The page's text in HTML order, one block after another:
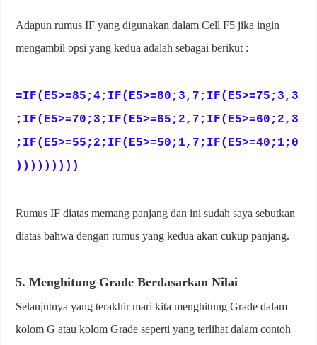
Adapun rumus IF yang digunakan dalam Cell F5 jika ingin
mengambil opsi yang kedua adalah sebagai berikut :
=IF(E5>=85;4;IF(E5>=80;3,7;IF(E5>=75;3,3
;IF(E5>=70;3;IF(E5>=65;2,7;IF(E5>=60;2,3
;IF(E5>=55;2;IF(E5>=50;1,7;IF(E5>=40;1;0
)))))))))
Rumus IF diatas memang panjang dan ini sudah saya sebutkan
diatas bahwa dengan rumus yang kedua akan cukup panjang.
5. Menghitung Grade Berdasarkan Nilai
Selanjutnya yang terakhir mari kita menghitung Grade dalam
kolom G atau kolom Grade seperti yang terlihat dalam contoh